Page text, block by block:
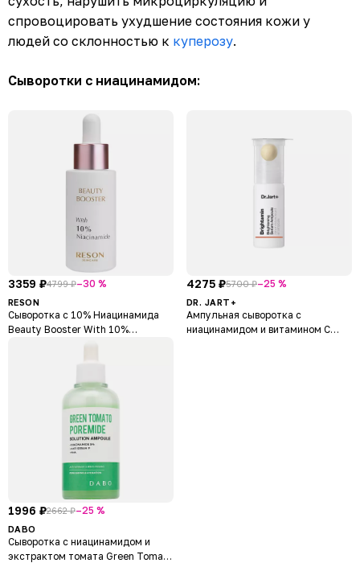
спровоцировать ухудшение состояния кожи у
людей со склонностью к куперозу.
Сыворотки с ниацинамидом:
3359 ₽4799 ₽–30 %
RESON
Сыворотка с 10% Ниацинамида
Beauty Booster With 10%
4275 ₽5700 ₽–25 %
DR. JART+
Ампульная сыворотка с
ниацинамидом и витамином С
1996 ₽2662 ₽–25 %
DABO
Сыворотка с ниацинамидом и
экстрактом томата Green Tomato